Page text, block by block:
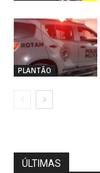
PLANTÃO
ÚLTIMAS